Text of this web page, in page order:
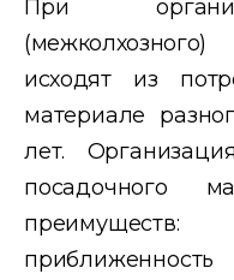
При
исходят из
материале
лет.
посадочного
преимуществ: